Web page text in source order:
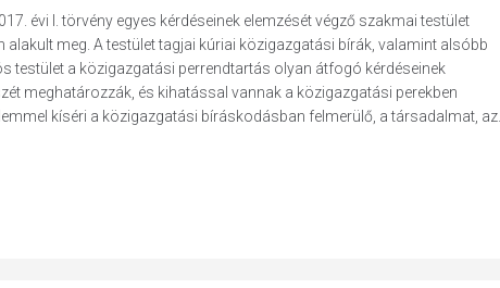
évi I. törvény egyes kérdéseinek elemzését végző szakmai testület
meg. A testület tagjai kúriai közigazgatási bírák, valamint alsóbb
testület a közigazgatási perrendtartás olyan átfogó kérdéseinek
meghatározzák, és kihatással vannak a közigazgatási perekben
kíséri a közigazgatási bíráskodásban felmerülő, a társadalmat, az...